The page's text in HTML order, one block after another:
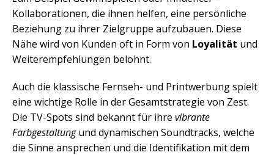
Kollaborationen, die ihnen helfen, eine persönliche
Beziehung zu ihrer Zielgruppe aufzubauen. Diese
Nähe wird von Kunden oft in Form von Loyalität und
Weiterempfehlungen belohnt.
Auch die klassische Fernseh- und Printwerbung spielt
eine wichtige Rolle in der Gesamtstrategie von Zest.
Die TV-Spots sind bekannt für ihre vibrante
Farbgestaltungund dynamischen Soundtracks, welche
die Sinne ansprechen und die Identifikation mit dem